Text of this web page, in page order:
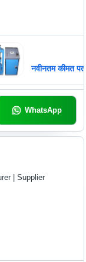
नवीनतम कीमत
WhatsApp
| Supplier